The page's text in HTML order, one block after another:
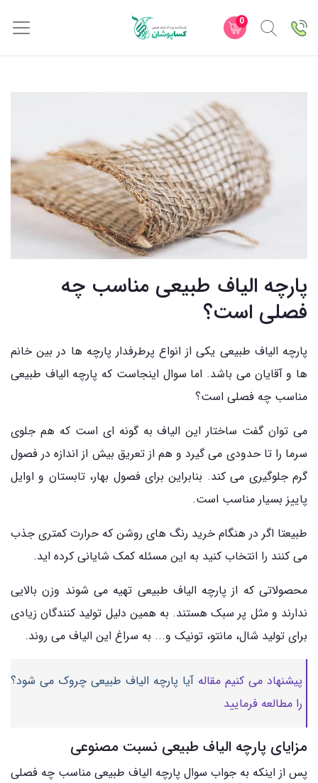
0
پارچه الیاف طبیعی مناسب چه
فصلی است؟
پارچه الیاف طبیعی یکی از انواع پرطرفدار پارچه ها در بین خانم
ها و آقایان می باشد. اما سوال اینجاست که پارچه الیاف طبیعی
مناسب چه فصلی است؟
می توان گفت ساختار این الیاف به گونه ای است که هم جلوی
سرما را تا حدودی می گیرد و هم از تعریق بیش از اندازه در فصول
گرم جلوگیری می کند. بنابراین برای فصول بهار، تابستان و اوایل
پاییز بسیار مناسب است.
طبیعتا اگر در هنگام خرید رنگ های روشن که حرارت کمتری جذب
می کنند را انتخاب کنید به این مسئله کمک شایانی کرده اید.
محصولاتی که از پارچه الیاف طبیعی تهیه می شوند وزن بالایی
ندارند و مثل پر سبک هستند. به همین دلیل تولید کنندگان زیادی
برای تولید شال، مانتو، تونیک و... به سراغ این الیاف می روند.
پیشنهاد می کنیم مقاله آیا پارچه الیاف طبیعی چروک می شود؟
را مطالعه فرمایید
مزایای پارچه الیاف طبیعی نسبت مصنوعی
پس از اینکه به جواب سوال پارچه الیاف طبیعی مناسب چه فصلی